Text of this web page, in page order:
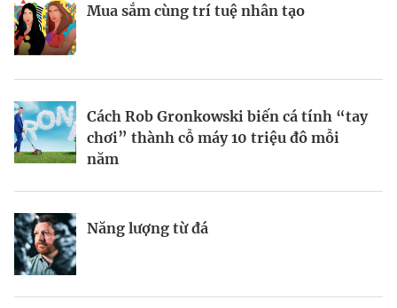
Mua sắm cùng trí tuệ nhân tạo
Cách Rob Gronkowski biến cá tính “tay
chơi” thành cỗ máy 10 triệu đô mỗi
năm
Năng lượng từ đá
Nhà sáng lập 25 tuổi và tham vọng lật
Thợ săn khoản vay
Nếu biết tận dụng, AI sẽ giúp điều hành
công ty tốt hơn
Kiểm soát bất ổn và bảo vệ sức khỏe
BRANDCONNECT | Brand Contributor
Champagne hàng đầu cho chất riêng
mùa lễ hội
Kết nối liên vùng: Đòn bẩy chiến lược